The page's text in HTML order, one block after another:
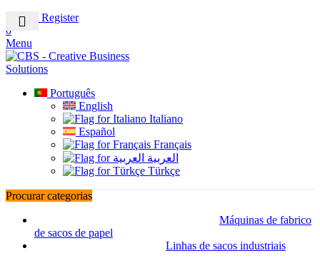
Login / Register
0
Menu
Português
English
Italiano
Español
Français
العربية
Türkçe
Procurar categorias
Máquinas de fabrico
de sacos de papel
Linhas de sacos industriais